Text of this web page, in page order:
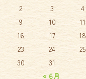
« 6月
2
3 4
9
10 11
16
17 18
23
24 25
30
31